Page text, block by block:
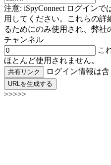
注意: iSpyConnect ログイン
用してください。これらの詳
るためにのみ使用され、弊社
チャンネル
こ
ほとんど使用されません。
共有リンク ログイン情報は
URLを生成する
>>>>>